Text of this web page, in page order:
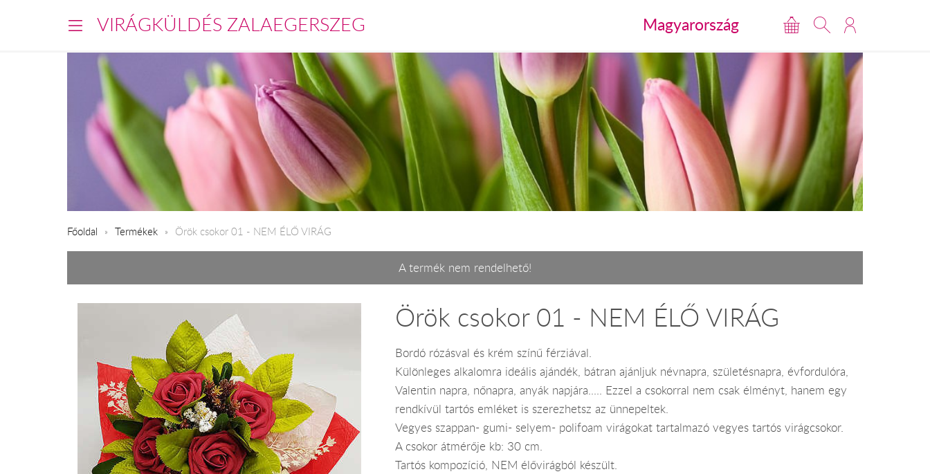
VIRÁGKÜLDÉS ZALAEGERSZEG Magyarország
Főoldal Termékek Örök csokor 01 - NEM ÉLŐ VIRÁG
A termék nem rendelhető!
Örök csokor 01 - NEM ÉLŐ VIRÁG
Bordó rózásval és krém színű férziával.
Különleges alkalomra ideális ajándék, bátran ajánljuk névnapra, születésnapra, évfordulóra,
Valentin napra, nőnapra, anyák napjára..... Ezzel a csokorral nem csak élményt, hanem egy
rendkívül tartós emléket is szerezhetsz az ünnepeltek.
Vegyes szappan- gumi- selyem- polifoam virágokat tartalmazó vegyes tartós virágcsokor.
A csokor átmérője kb: 30 cm.
Tartós kompozíció, NEM élővirágból készült.